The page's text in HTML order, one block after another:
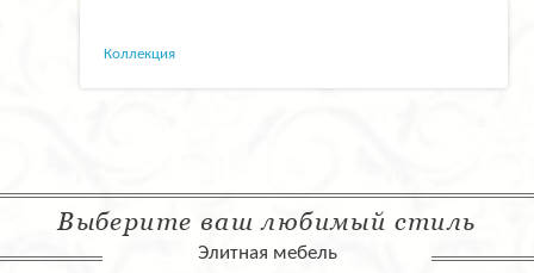
Коллекция
Выберите ваш любимый стиль
Элитная мебель